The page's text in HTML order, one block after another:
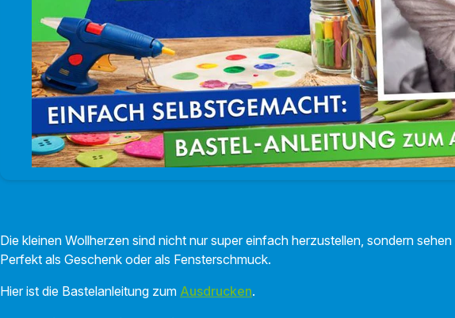
Die kleinen Wollherzen sind nicht nur super einfach herzustellen, sondern
Perfekt als Geschenk oder als Fensterschmuck.
Hier ist die Bastelanleitung zum Ausdrucken.